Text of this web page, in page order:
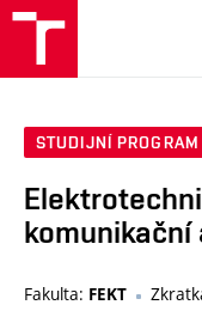
STUDIJNÍ PROGRAM
komunikační
Fakulta: FEKT